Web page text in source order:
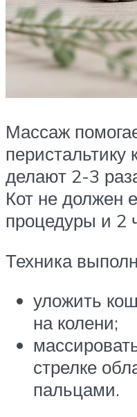
Массаж
перистальтику
делают 2-3
Кот не должен
процедуры и 2
Техника
уложить
на колени;
стрелке
пальцами.